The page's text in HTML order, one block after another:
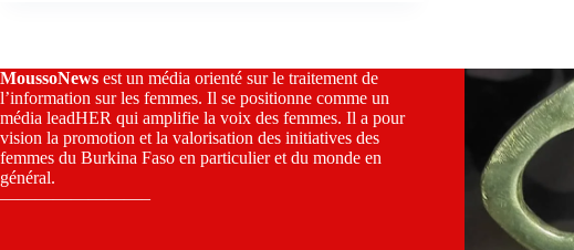
MoussoNews est un média orienté sur le traitement de
l’information sur les femmes. Il se positionne comme un
média leadHER qui amplifie la voix des femmes. Il a pour
vision la promotion et la valorisation des initiatives des
femmes du Burkina Faso en particulier et du monde en
général.
————————–